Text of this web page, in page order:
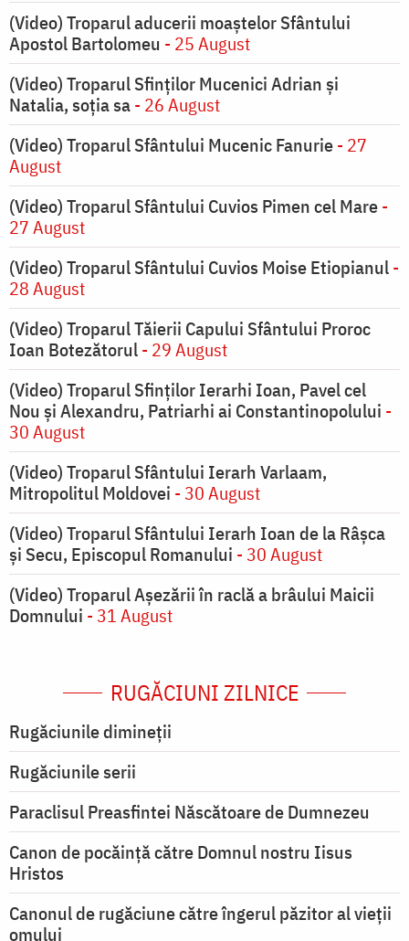
(Video) Troparul aducerii moaștelor Sfântului
Apostol Bartolomeu - 25 August
(Video) Troparul Sfinților Mucenici Adrian și
Natalia, soția sa- 26 August
(Video) Troparul Sfântului Mucenic Fanurie- 27
August
(Video) Troparul Sfântului Cuvios Pimen cel Mare-
27 August
(Video) Troparul Sfântului Cuvios Moise Etiopianul-
28 August
(Video) Troparul Tăierii Capului Sfântului Proroc
Ioan Botezătorul- 29 August
(Video) Troparul Sfinților Ierarhi Ioan, Pavel cel
Nou și Alexandru, Patriarhi ai Constantinopolului -
30 August
(Video) Troparul Sfântului Ierarh Varlaam,
Mitropolitul Moldovei - 30 August
(Video) Troparul Sfântului Ierarh Ioan de la Râșca
și Secu, Episcopul Romanului - 30 August
(Video) Troparul Așezării în raclă a brâului Maicii
Domnului - 31 August
RUGĂCIUNI ZILNICE
Rugăciunile dimineții
Rugăciunile serii
Paraclisul Preasfintei Născătoare de Dumnezeu
Canon de pocăință către Domnul nostru Iisus
Hristos
Canonul de rugăciune către îngerul păzitor al vieții
omului